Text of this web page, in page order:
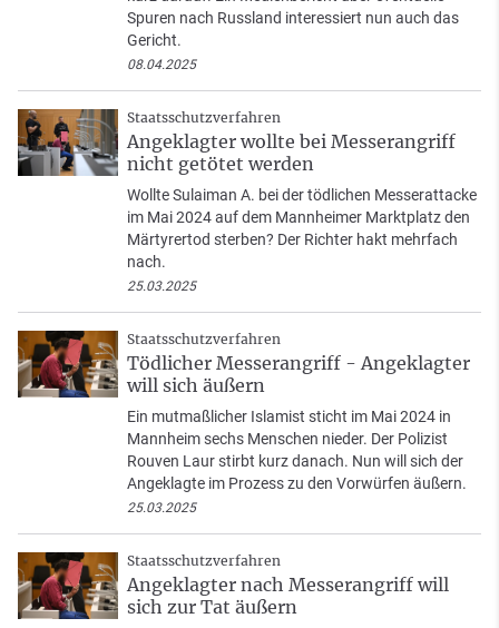
Spuren nach Russland interessiert nun auch das
Gericht.
08.04.2025
Staatsschutzverfahren
Angeklagter wollte bei Messerangriff
nicht getötet werden
Wollte Sulaiman A. bei der tödlichen Messerattacke
im Mai 2024 auf dem Mannheimer Marktplatz den
Märtyrertod sterben? Der Richter hakt mehrfach
nach.
25.03.2025
Staatsschutzverfahren
Tödlicher Messerangriff - Angeklagter
will sich äußern
Ein mutmaßlicher Islamist sticht im Mai 2024 in
Mannheim sechs Menschen nieder. Der Polizist
Rouven Laur stirbt kurz danach. Nun will sich der
Angeklagte im Prozess zu den Vorwürfen äußern.
25.03.2025
Staatsschutzverfahren
Angeklagter nach Messerangriff will
sich zur Tat äußern